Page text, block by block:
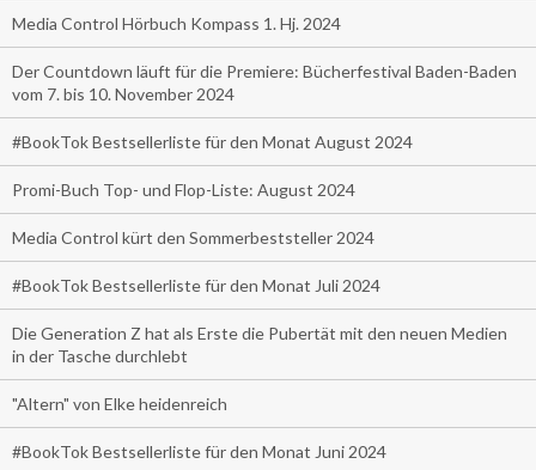
Media Control Hörbuch Kompass 1. Hj. 2024
Der Countdown läuft für die Premiere: Bücherfestival Baden-Baden
vom 7. bis 10. November 2024
#BookTok Bestsellerliste für den Monat August 2024
Promi-Buch Top- und Flop-Liste: August 2024
Media Control kürt den Sommerbeststeller 2024
#BookTok Bestsellerliste für den Monat Juli 2024
Die Generation Z hat als Erste die Pubertät mit den neuen Medien
in der Tasche durchlebt
"Altern" von Elke heidenreich
#BookTok Bestsellerliste für den Monat Juni 2024